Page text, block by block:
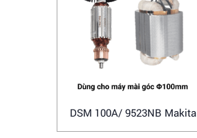
DSM 100A/ 9523NB Makita